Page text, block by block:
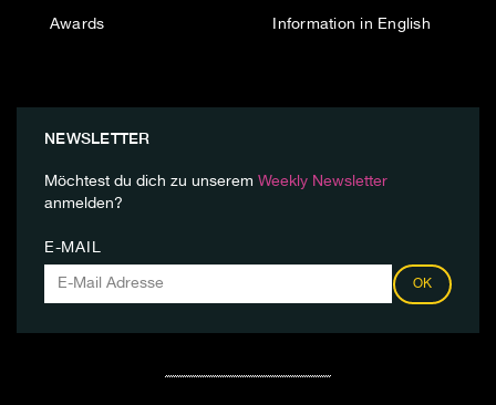
Awards Information in English
NEWSLETTER
Möchtest du dich zu unserem Weekly Newsletter
anmelden?
E-MAIL
OK